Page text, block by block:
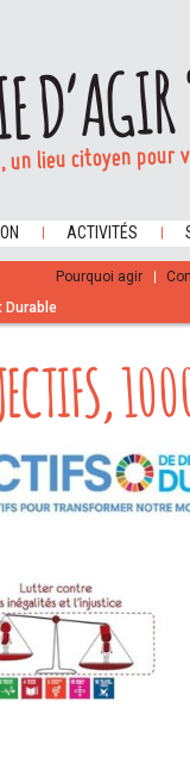
un lieu citoyen
ACTIVITÉS
Pourquoi agir
Durable
/ CONTACT